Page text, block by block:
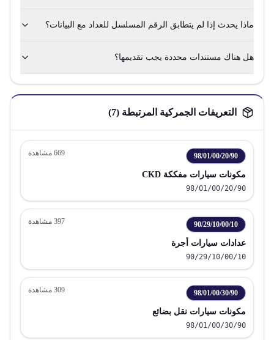
ماذا يحدث إذا لم يتطابق الرقم المسلسل للعداد مع البيانات؟
هل هناك مستندات محددة يجب تقديمها؟
التعريفات الجمركية المرتبطة (7
)
98/01/00/20/90
669 مشاهدة
مكونات سيارات مفككة CKD
98/01/00/20/90
90/29/10/00/10
397 مشاهدة
عدادات سيارات أجرة
90/29/10/00/10
98/01/00/30/90
309 مشاهدة
مكونات سيارات نقل بضائع
98/01/00/30/90